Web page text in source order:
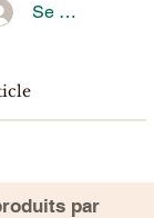
Se connecter
par